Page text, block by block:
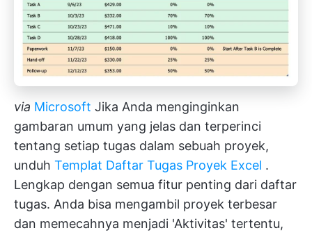
via Microsoft Jika Anda menginginkan
gambaran umum yang jelas dan terperinci
tentang setiap tugas dalam sebuah proyek,
unduh Templat Daftar Tugas Proyek Excel .
Lengkap dengan semua fitur penting dari daftar
tugas. Anda bisa mengambil proyek terbesar
dan memecahnya menjadi 'Aktivitas' tertentu,